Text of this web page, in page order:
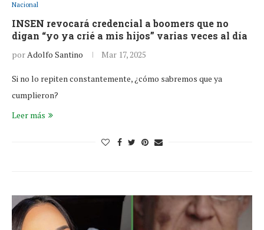
Nacional
INSEN revocará credencial a boomers que no
digan “yo ya crié a mis hijos” varias veces al día
porAdolfo Santino Mar 17, 2025
Si no lo repiten constantemente, ¿cómo sabremos que ya
cumplieron?
Leer más